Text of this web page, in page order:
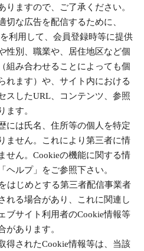
りますので、ご了承ください。
切な広告を配信するために、
利用して、会員登録時等に提供
性別、職業や、居住地区など個
組み合わせることによっても個
れます）や、サイト内における
スしたURL、コンテンツ、参照
ます。
には氏名、住所等の個人を特定
ません。これにより第三者に情
せん。Cookieの機能に関する情
ヘルプ」をご参照下さい。
はじめとする第三者配信事業者
れる場合があり、これに関連し
ブサイト利用者のCookie情報等
があります。
得されたCookie情報等は、当該